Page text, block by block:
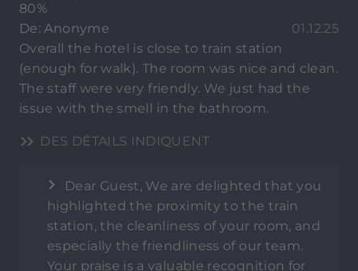
80%
De: Anonyme
01.12.25
Overall the hotel is close to train station
(enough for walk). The room was nice and clean.
The staff were very friendly. We just had the
issue with the smell in the bathroom.
DES DÉTAILS INDIQUENT
Dear Guest, We are delighted that you
highlighted the proximity to the train
station, the cleanliness of your room, and
especially the friendliness of our team.
Your praise is a valuable recognition for